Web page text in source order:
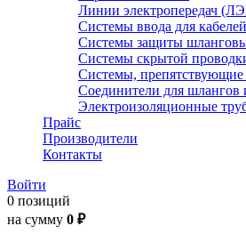
Линии электропередач
Системы ввода для
Системы защиты
Системы скрытой
Системы, препятствующие
Соединители для шлангов
Электроизоляционные
Прайс
Производители
Контакты
Войти
0 позиций
на сумму 0 ₽